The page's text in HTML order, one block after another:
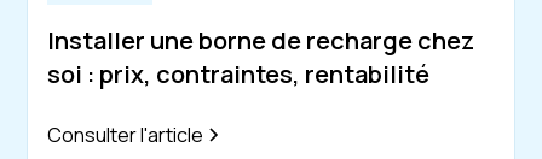
Installer une borne de recharge chez
soi : prix, contraintes, rentabilité
Consulter l'article